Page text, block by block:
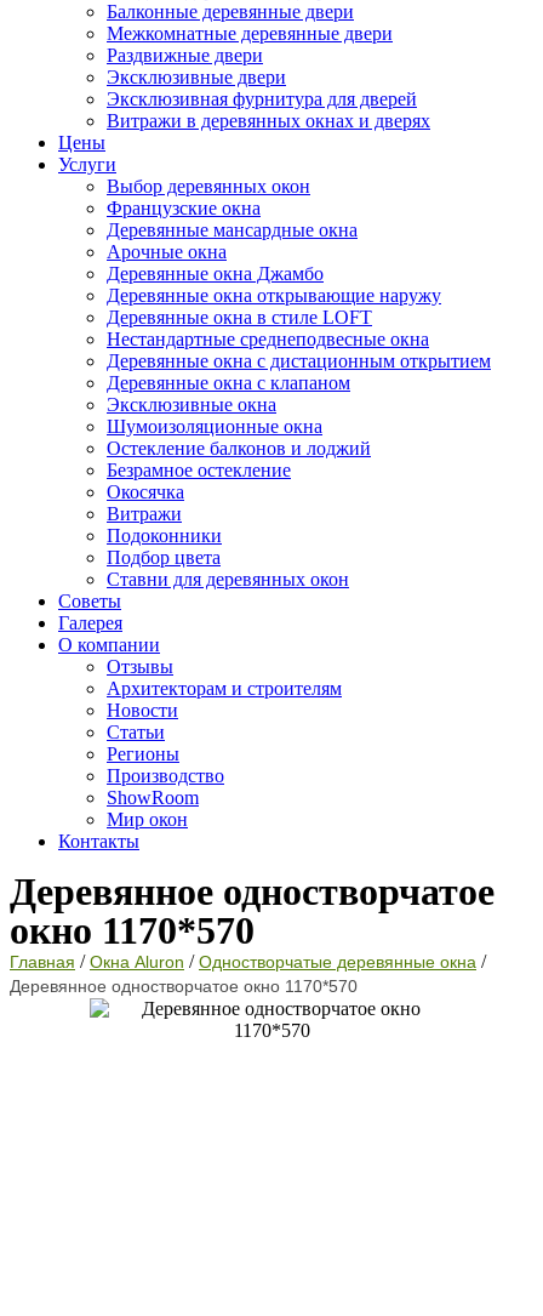
Балконные деревянные двери
Межкомнатные деревянные двери
Раздвижные двери
Эксклюзивные двери
Эксклюзивная фурнитура для дверей
Витражи в деревянных окнах и дверях
Цены
Услуги
Выбор деревянных окон
Французские окна
Деревянные мансардные окна
Арочные окна
Деревянные окна Джамбо
Деревянные окна открывающие наружу
Деревянные окна в стиле LOFT
Нестандартные среднеподвесные окна
Деревянные окна с дистационным открытием
Деревянные окна с клапаном
Эксклюзивные окна
Шумоизоляционные окна
Остекление балконов и лоджий
Безрамное остекление
Окосячка
Витражи
Подоконники
Подбор цвета
Ставни для деревянных окон
Советы
Галерея
О компании
Отзывы
Архитекторам и строителям
Новости
Статьи
Регионы
Производство
ShowRoom
Мир окон
Контакты
Деревянное одностворчатое
окно 1170*570
Главная / Окна Aluron / Одностворчатые деревянные окна /
Деревянное одностворчатое окно 1170*570